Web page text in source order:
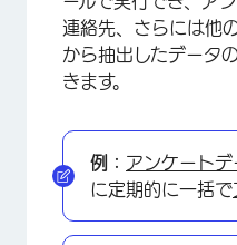
連絡先、さらには他
から抽出したデータ
きます。
例： アンケートデ
に定期的に一括で